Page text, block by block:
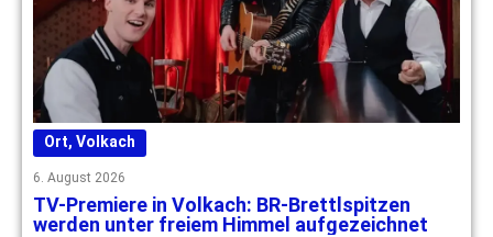
Ort, Volkach
6. August 2026
TV-Premiere in Volkach: BR-Brettlspitzen
werden unter freiem Himmel aufgezeichnet